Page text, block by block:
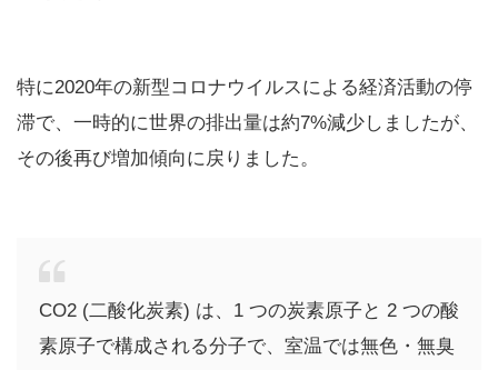
特に2020年の新型コロナウイルスによる経済活動の停
滞で、一時的に世界の排出量は約7%減少しましたが、
その後再び増加傾向に戻りました。
CO2 (二酸化炭素) は、1 つの炭素原子と 2 つの酸
素原子で構成される分子で、室温では無色・無臭